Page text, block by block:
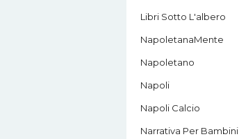
Libri Sotto L'albero
NapoletanaMente
Napoletano
Napoli
Napoli Calcio
Narrativa Per Bambini